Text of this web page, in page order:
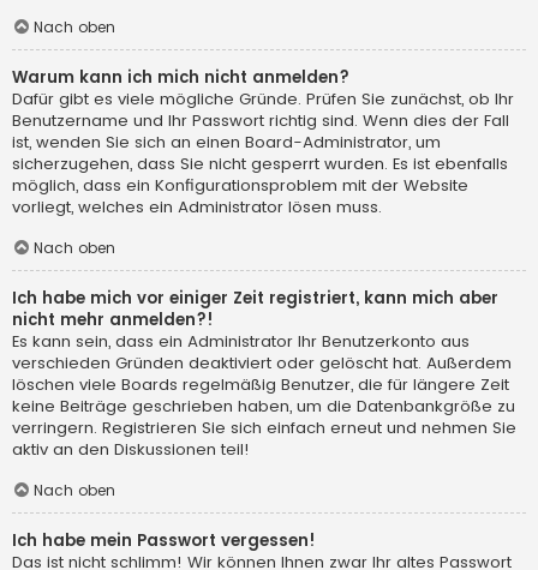
Nach oben
Warum kann ich mich nicht anmelden?
Dafür gibt es viele mögliche Gründe. Prüfen Sie zunächst, ob Ihr
Benutzername und Ihr Passwort richtig sind. Wenn dies der Fall
ist, wenden Sie sich an einen Board-Administrator, um
sicherzugehen, dass Sie nicht gesperrt wurden. Es ist ebenfalls
möglich, dass ein Konfigurationsproblem mit der Website
vorliegt, welches ein Administrator lösen muss.
Nach oben
Ich habe mich vor einiger Zeit registriert, kann mich aber
nicht mehr anmelden?!
Es kann sein, dass ein Administrator Ihr Benutzerkonto aus
verschieden Gründen deaktiviert oder gelöscht hat. Außerdem
löschen viele Boards regelmäßig Benutzer, die für längere Zeit
keine Beiträge geschrieben haben, um die Datenbankgröße zu
verringern. Registrieren Sie sich einfach erneut und nehmen Sie
aktiv an den Diskussionen teil!
Nach oben
Ich habe mein Passwort vergessen!
Das ist nicht schlimm! Wir können Ihnen zwar Ihr altes Passwort